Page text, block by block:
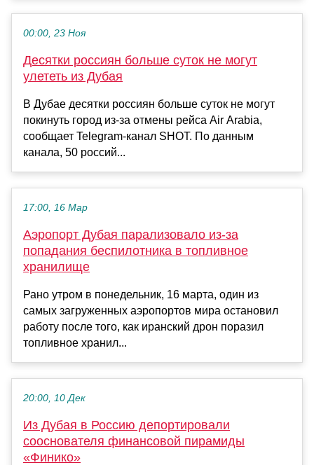
00:00, 23 Ноя
Десятки россиян больше суток не могут
улететь из Дубая
В Дубае десятки россиян больше суток не могут
покинуть город из-за отмены рейса Air Arabia,
сообщает Telegram-канал SHOT. По данным
канала, 50 россий...
17:00, 16 Мар
Аэропорт Дубая парализовало из-за
попадания беспилотника в топливное
хранилище
Рано утром в понедельник, 16 марта, один из
самых загруженных аэропортов мира остановил
работу после того, как иранский дрон поразил
топливное хранил...
20:00, 10 Дек
Из Дубая в Россию депортировали
сооснователя финансовой пирамиды
«Финико»